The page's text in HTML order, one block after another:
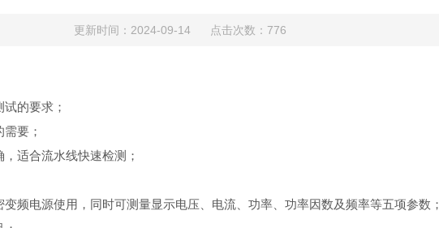
更新时间：2024-09-14 点击次数：776
的要求；
要；
适合流水线快速检测；
频电源使用，同时可测量显示电压、电流、功率、功率因数及频率等五项参数；